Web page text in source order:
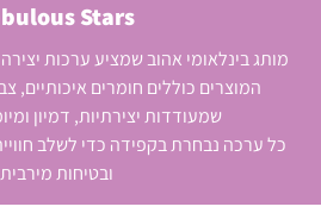
Stars
מותג בינלאומי אהוב שמציע ערכות
המוצרים כוללים חומרים איכותיים,
שמעודדות יצירתיות, דמיון
כל ערכה נבחרת בקפידה כדי לשלב
ובטיחות